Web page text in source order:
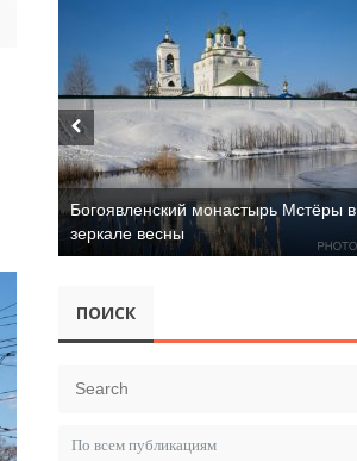
Богоявленский монастырь Мстёры в
зеркале весны
ПОИСК